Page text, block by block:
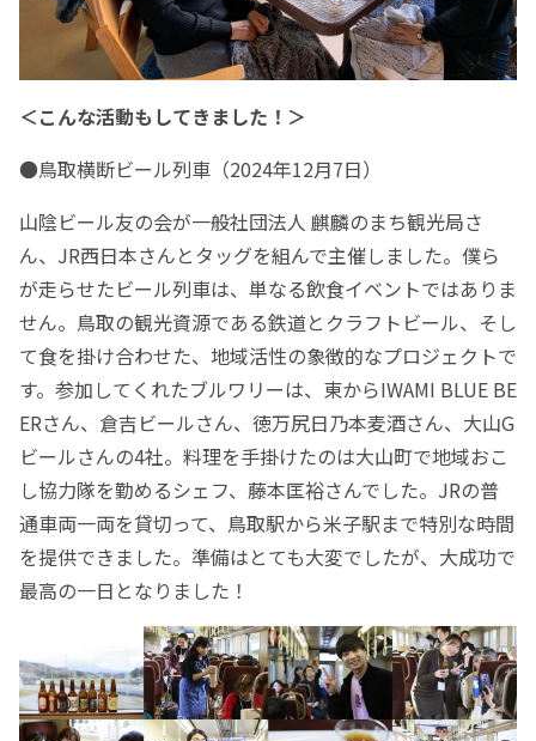
＜こんな活動もしてきました！＞
●鳥取横断ビール列車（2024年12月7日）
山陰ビール友の会が一般社団法人 麒麟のまち観光局さ
ん、JR西日本さんとタッグを組んで主催しました。僕ら
が走らせたビール列車は、単なる飲食イベントではありま
せん。鳥取の観光資源である鉄道とクラフトビール、そし
て食を掛け合わせた、地域活性の象徴的なプロジェクトで
す。参加してくれたブルワリーは、東からIWAMI BLUE BE
ERさん、倉吉ビールさん、徳万尻日乃本麦酒さん、大山G
ビールさんの4社。料理を手掛けたのは大山町で地域おこ
し協力隊を勤めるシェフ、藤本匡裕さんでした。JRの普
通車両一両を貸切って、鳥取駅から米子駅まで特別な時間
を提供できました。準備はとても大変でしたが、大成功で
最高の一日となりました！